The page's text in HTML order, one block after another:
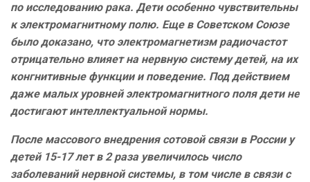
по исследованию рака. Дети особенно чувствительны
к электромагнитному полю. Еще в Советском Союзе
было доказано, что электромагнетизм радиочастот
отрицательно влияет на нервную систему детей, на их
конгнитивные функции и поведение. Под действием
даже малых уровней электромагнитного поля дети не
достигают интеллектуальной нормы.
После массового внедрения сотовой связи в России у
детей 15-17 лет в 2 раза увеличилось число
заболеваний нервной системы, в том числе в связи с